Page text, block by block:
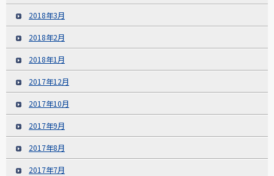
2018年3月
2018年2月
2018年1月
2017年12月
2017年10月
2017年9月
2017年8月
2017年7月